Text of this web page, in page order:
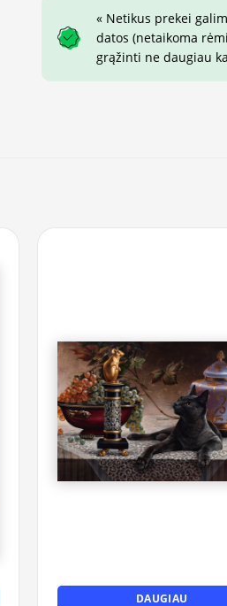
« Netikus prekei
datos (netaikoma
grąžinti ne daugiau
DAUGIAU